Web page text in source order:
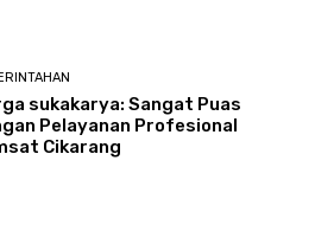
sukakarya: Sangat Puas
Pelayanan Profesional
Cikarang